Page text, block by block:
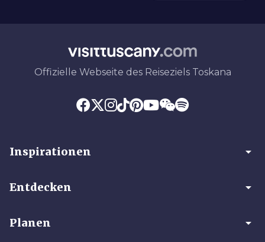
Offizielle Webseite des Reiseziels Toskana
Inspirationen arrow_drop_down
Entdecken arrow_drop_down
Planen arrow_drop_down